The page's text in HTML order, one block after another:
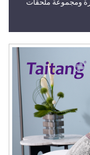
ومجموعة ملحقات